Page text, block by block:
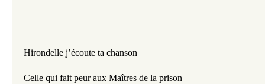
Hirondelle j’écoute ta chanson
Celle qui fait peur aux Maîtres de la prison